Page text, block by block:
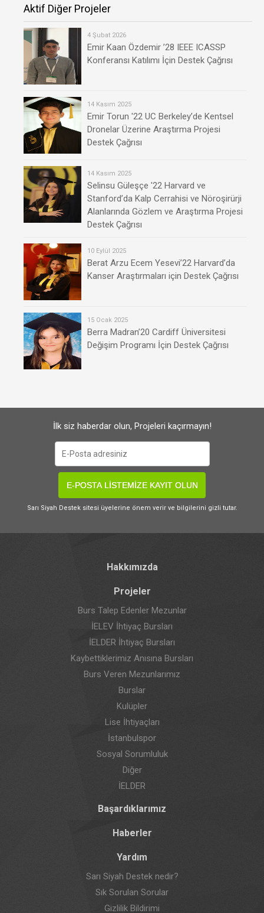
Aktif Diğer Projeler
4 Şubat 2026
Emir Kaan Özdemir ’28 IEEE ICASSP
Konferansı Katılımı İçin Destek Çağrısı
14 Kasım 2025
Emir Torun '22 UC Berkeley’de Kentsel
Dronelar Üzerine Araştırma Projesi
Destek Çağrısı
14 Kasım 2025
Selinsu Güleşçe '22 Harvard ve
Stanford’da Kalp Cerrahisi ve Nöroşirürji
Alanlarında Gözlem ve Araştırma Projesi
Destek Çağrısı
10 Eylül 2025
Berat Arzu Ecem Yesevi’22 Harvard’da
Kanser Araştırmaları için Destek Çağrısı
15 Ocak 2025
Berra Madran’20 Cardiff Üniversitesi
Değişim Programı İçin Destek Çağrısı
İlk siz haberdar olun, Projeleri kaçırmayın!
E-POSTA LİSTEMİZE KAYIT OLUN
Sarı Siyah Destek sitesi üyelerine önem verir ve bilgilerini gizli tutar.
Hakkımızda
Projeler
Burs Talep Edenler Mezunlar
İELEV İhtiyaç Bursları
İELDER İhtiyaç Bursları
Kaybettiklerimiz Anısına Bursları
Burs Veren Mezunlarımız
Burslar
Kulüpler
Lise İhtiyaçları
İstanbulspor
Sosyal Sorumluluk
Diğer
İELDER
Başardıklarımız
Haberler
Yardım
Sarı Siyah Destek nedir?
Sık Sorulan Sorular
Gizlilik Bildirimi